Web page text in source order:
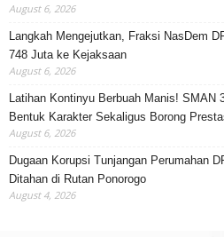
August 6, 2026
Langkah Mengejutkan, Fraksi NasDem
748 Juta ke Kejaksaan
August 6, 2026
Latihan Kontinyu Berbuah Manis! SMAN
Bentuk Karakter Sekaligus Borong
August 6, 2026
Dugaan Korupsi Tunjangan Perumahan
Ditahan di Rutan Ponorogo
August 4, 2026